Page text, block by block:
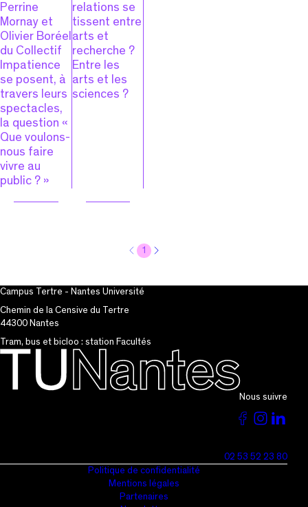
Perrine
Mornay et
Olivier Boréel
du Collectif
Impatience
se posent, à
travers leurs
spectacles,
la question «
Que voulons-
nous faire
vivre au
public ? »
relations se
tissent entre
arts et
recherche ?
Entre les
arts et les
sciences ?
1
Campus Tertre - Nantes Université
Chemin de la Censive du Tertre
44300 Nantes
Tram, bus et bicloo : station Facultés
Nous suivre
Voir
page
Voir
page
02 53 52 23 80
Politique de confidentialité
Mentions légales
Partenaires